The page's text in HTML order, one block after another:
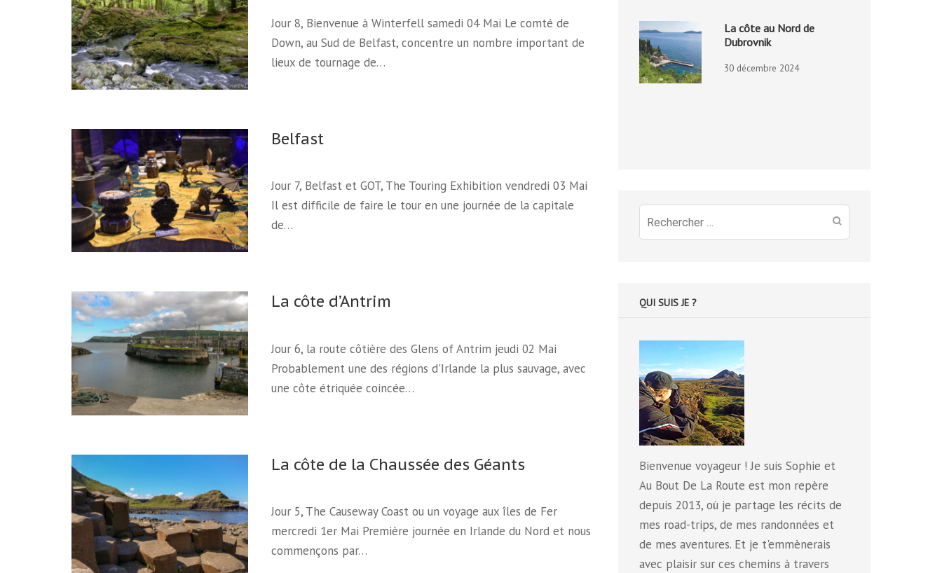
Jour 8, Bienvenue à Winterfell samedi 04 Mai Le comté de
Down, au Sud de Belfast, concentre un nombre important de
lieux de tournage de…
Belfast
Jour 7, Belfast et GOT, The Touring Exhibition vendredi 03 Mai
Il est difficile de faire le tour en une journée de la capitale
de…
La côte d’Antrim
Jour 6, la route côtière des Glens of Antrim jeudi 02 Mai
Probablement une des régions d'Irlande la plus sauvage, avec
une côte étriquée coincée…
La côte de la Chaussée des Géants
Jour 5, The Causeway Coast ou un voyage aux îles de Fer
mercredi 1er Mai Première journée en Irlande du Nord et nous
commençons par…
La côte au Nord de
Dubrovnik
30 décembre 2024
Recherche
pour
QUI SUIS JE ?
Bienvenue voyageur ! Je suis Sophie et
Au Bout De La Route est mon repère
depuis 2013, où je partage les récits de
mes road-trips, de mes randonnées et
de mes aventures. Et je t'emmènerais
avec plaisir sur ces chemins à travers